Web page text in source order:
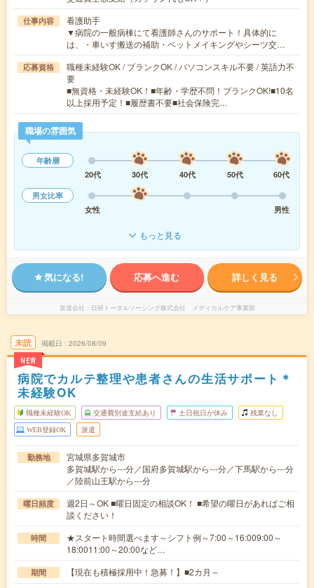
仕事内容
看護助手
▼病院の一般病棟にて看護師さんのサポート！具体的に
は、・車いす搬送の補助・ベットメイキングやシーツ交…
応募資格
職種未経験OK / ブランクOK / パソコンスキル不要 / 英語力不
要
■無資格・未経験OK！■年齢・学歴不問！ブランクOK!■10名
以上採用予定！■履歴書不要■社会保険完…
職場の雰囲気
年齢層
20代
30代 40代 50代
60代
男女比率
女性
男性
もっと見る
気になる! 応募へ進む 詳しく見る
派遣会社 日研トータルソーシング株式会社 メディカルケア事業部
未読
NEW
掲載日 2026/08/09
病院でカルテ整理や患者さんの生活サポート＊
未経験OK
職種未経験OK 交通費別途支給あり 土日祝日が休み 残業なし
WEB登録OK 派遣
勤務地
宮城県多賀城市
多賀城駅から---分／国府多賀城駅から---分／下馬駅から---分
／陸前山王駅から---分
曜日頻度
週2日～OK ■曜日固定の相談OK！ ■希望の曜日があればご相
談ください！
時間
★スタート時間選べます～シフト例～7:00～16:009:00～
18:0011:00～20:00など…
期間 【現在も積極採用中！急募！】■2カ月～